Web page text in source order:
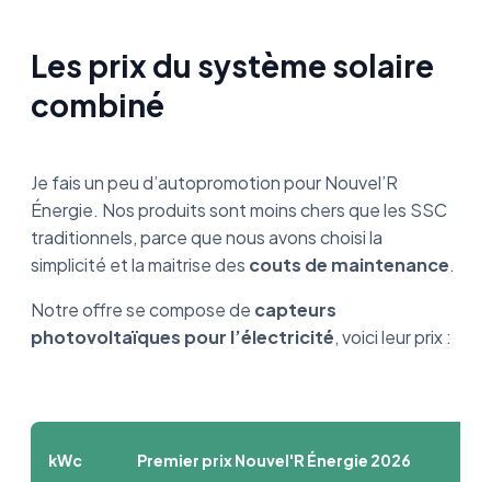
Les prix du système solaire
combiné
Je fais un peu d’autopromotion pour Nouvel’R
Énergie. Nos produits sont moins chers que les SSC
traditionnels, parce que nous avons choisi la
simplicité et la maitrise des couts de maintenance.
Notre offre se compose de capteurs
photovoltaïques pour l’électricité, voici leur prix :
kWc Premier prix Nouvel'R Énergie 2026